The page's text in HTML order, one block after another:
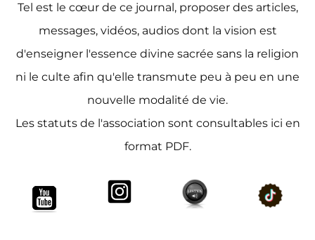
Tel est le cœur de ce journal, proposer des articles,
messages, vidéos, audios dont la vision est
d'enseigner l'essence divine sacrée sans la religion
ni le culte afin qu'elle transmute peu à peu en une
nouvelle modalité de vie.
Les statuts de l'association sont consultables ici en
format PDF.